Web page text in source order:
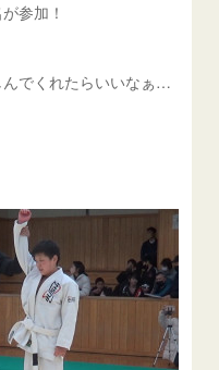
参加！
でくれたらいいなぁ…